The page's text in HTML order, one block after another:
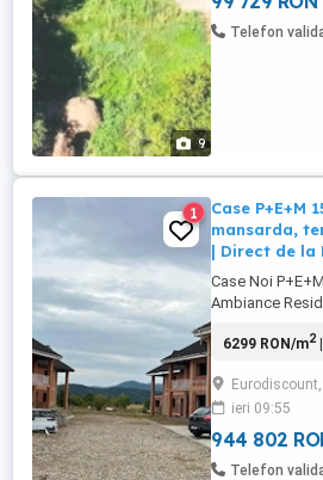
9
Telefon
1
Case P+E+M
mansarda,
| Direct de la
Case Noi
Ambiance
spațioasă,
îți oferă un stil
zonă liniștită, la
orașului Piatra
6299 RON/m2|
ieri 09:55
944 802
Telefon